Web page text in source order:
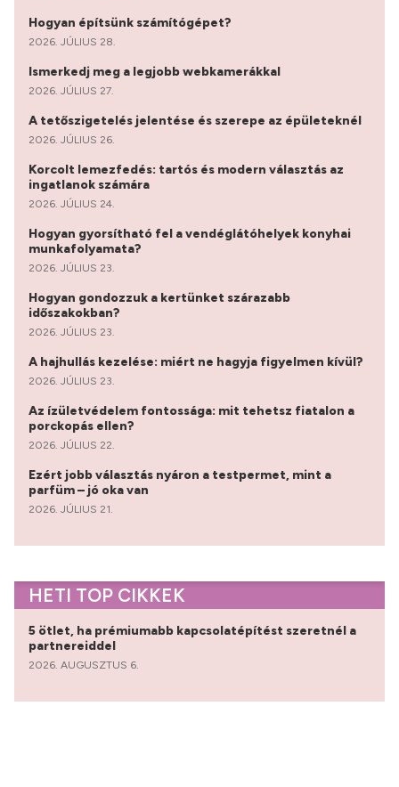
Hogyan építsünk számítógépet?
2026. JÚLIUS 28.
Ismerkedj meg a legjobb webkamerákkal
2026. JÚLIUS 27.
A tetőszigetelés jelentése és szerepe az épületeknél
2026. JÚLIUS 26.
Korcolt lemezfedés: tartós és modern választás az
ingatlanok számára
2026. JÚLIUS 24.
Hogyan gyorsítható fel a vendéglátóhelyek konyhai
munkafolyamata?
2026. JÚLIUS 23.
Hogyan gondozzuk a kertünket szárazabb
időszakokban?
2026. JÚLIUS 23.
A hajhullás kezelése: miért ne hagyja figyelmen kívül?
2026. JÚLIUS 23.
Az ízületvédelem fontossága: mit tehetsz fiatalon a
porckopás ellen?
2026. JÚLIUS 22.
Ezért jobb választás nyáron a testpermet, mint a
parfüm – jó oka van
2026. JÚLIUS 21.
HETI TOP CIKKEK
5 ötlet, ha prémiumabb kapcsolatépítést szeretnél a
partnereiddel
2026. AUGUSZTUS 6.